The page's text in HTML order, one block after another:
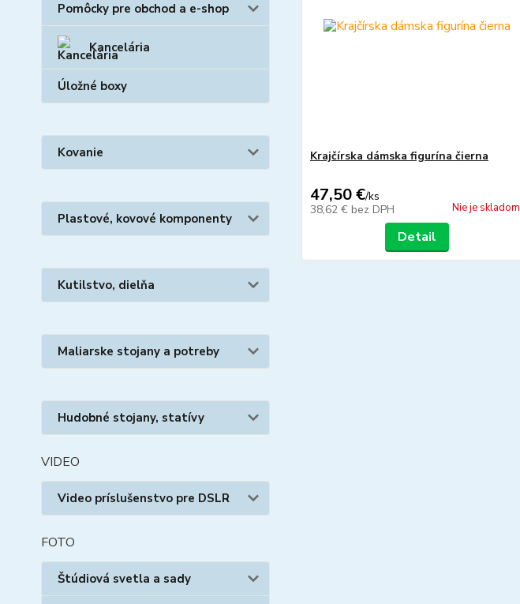
Pomôcky pre obchod a e-shop
Kancelária
Úložné boxy
Kovanie
Plastové, kovové komponenty
Kutilstvo, dielňa
Maliarske stojany a potreby
Hudobné stojany, statívy
VIDEO
Video príslušenstvo pre DSLR
FOTO
Štúdiová svetla a sady
Krajčírska dámska figurína čierna
47,50 €/ks
38,62 € bez DPH Nie je skladom
Detail